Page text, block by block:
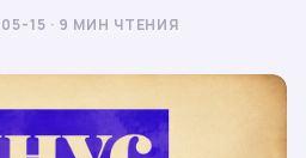
15 · 9 МИН ЧТЕНИЯ